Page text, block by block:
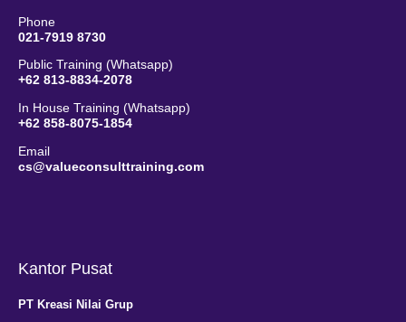
Phone
021-7919 8730
Public Training (Whatsapp)
+62 813-8834-2078
In House Training (Whatsapp)
+62 858-8075-1854
Email
cs@valueconsulttraining.com
Kantor Pusat
PT Kreasi Nilai Grup